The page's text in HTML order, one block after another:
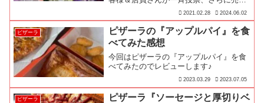
をいれたピザーラのパーフェクトランキ
ング42の結果は？
2021.02.28 2024.06.02
ピザーラ
ピザーラの『アップルパイ』を食
べてみた感想
今回はピザーラの『アップルパイ』を食
べてみたのでレビューします♪
2023.03.29 2023.07.05
ピザーラ
ピザーラ『ソーセージと厚切りベ